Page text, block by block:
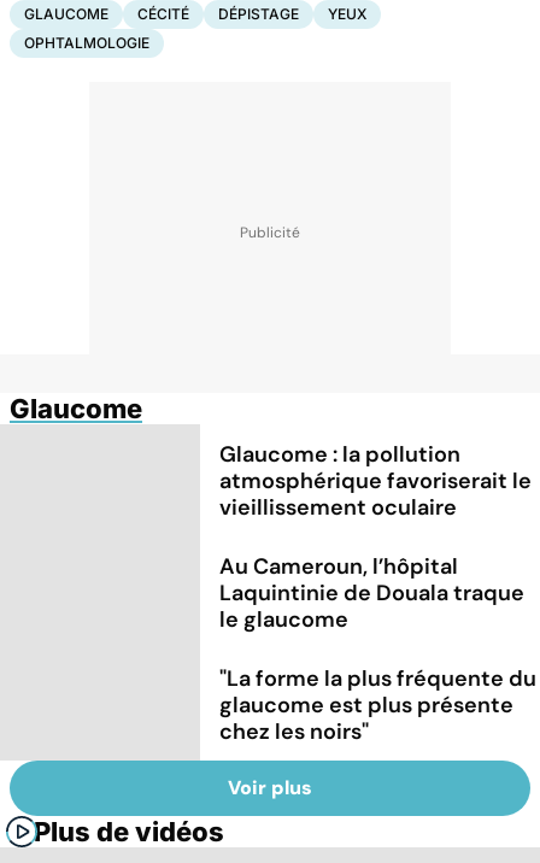
GLAUCOME CÉCITÉ DÉPISTAGE
YEUX
OPHTALMOLOGIE
Glaucome
Glaucome : la pollution
atmosphérique favoriserait le
vieillissement oculaire
Au Cameroun, l’hôpital
Laquintinie de Douala traque
le glaucome
"La forme la plus fréquente du
glaucome est plus présente
chez les noirs"
Voir plus
Plus de vidéos